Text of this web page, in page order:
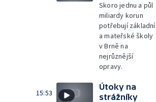
Skoro jednu a půl
miliardy korun
potřebují základní
a mateřské školy
v Brně na
nejrůznější
opravy.
15:53
Útoky na
strážníky